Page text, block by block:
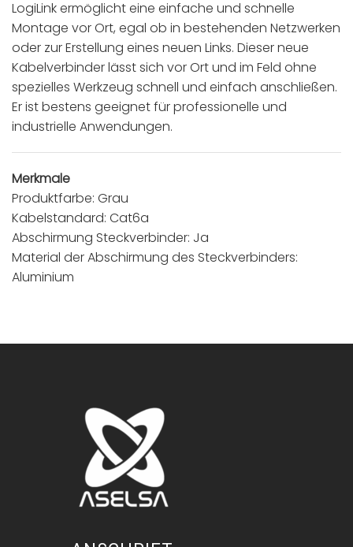
LogiLink ermöglicht eine einfache und schnelle
Montage vor Ort, egal ob in bestehenden Netzwerken
oder zur Erstellung eines neuen Links. Dieser neue
Kabelverbinder lässt sich vor Ort und im Feld ohne
spezielles Werkzeug schnell und einfach anschließen.
Er ist bestens geeignet für professionelle und
industrielle Anwendungen.
Merkmale
Produktfarbe: Grau
Kabelstandard: Cat6a
Abschirmung Steckverbinder: Ja
Material der Abschirmung des Steckverbinders:
Aluminium